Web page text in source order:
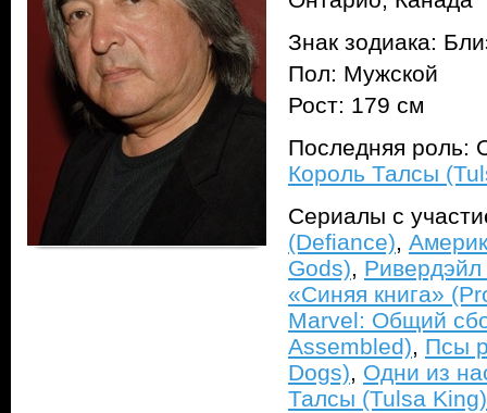
Знак зодиака:
Пол: Мужской
Рост: 179 см
Последняя роль:
Король Талсы
Сериалы с
(Defiance),
Gods),
«Синяя книга»
Marvel: Общий
Assembled), Псы
Dogs), Одни из
Талсы (Tulsa King)